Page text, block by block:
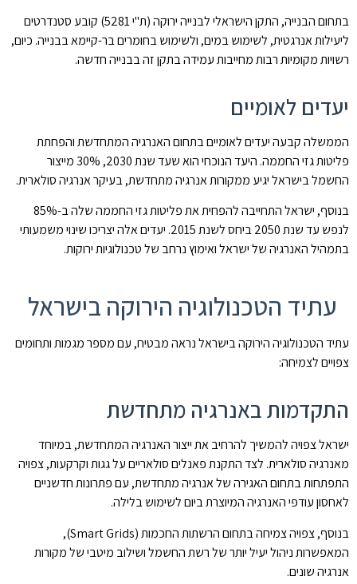
בתחום הבנייה, התקן הישראלי לבנייה ירוקה (ת"י 5281) קובע סטנדרטים
ליעילות אנרגטית, לשימוש במים, ולשימוש בחומרים בר-קיימא בבנייה. כיום,
רשויות מקומיות רבות מחייבות עמידה בתקן זה בבנייה חדשה.
יעדים לאומיים
הממשלה קבעה יעדים לאומיים בתחום האנרגיה המתחדשת והפחתת
פליטות גזי החממה. היעד הנוכחי הוא שעד שנת 2030, 30% מייצור
החשמל בישראל יגיע ממקורות אנרגיה מתחדשת, בעיקר אנרגיה סולארית.
בנוסף, ישראל התחייבה להפחית את פליטות גזי החממה שלה ב-85%
לנפש עד שנת 2050 ביחס לשנת 2015. יעדים אלה יצריכו שינוי משמעותי
בתמהיל האנרגיה של ישראל ואימוץ נרחב של טכנולוגיות ירוקות.
עתיד הטכנולוגיה הירוקה בישראל
עתיד הטכנולוגיה הירוקה בישראל נראה מבטיח, עם מספר מגמות ותחומים
צפויים לצמיחה:
התקדמות באנרגיה מתחדשת
ישראל צפויה להמשיך להרחיב את ייצור האנרגיה המתחדשת, במיוחד
מאנרגיה סולארית. לצד התקנת פאנלים סולאריים על גגות וקרקעות, צפויה
התפתחות בתחום האגירה של אנרגיה מתחדשת, עם פתרונות חדשניים
לאחסון עודפי האנרגיה המיוצרת ביום לשימוש בלילה.
בנוסף, צפויה צמיחה בתחום הרשתות החכמות (Smart Grids),
המאפשרות ניהול יעיל יותר של רשת החשמל ושילוב מיטבי של מקורות
אנרגיה שונים.